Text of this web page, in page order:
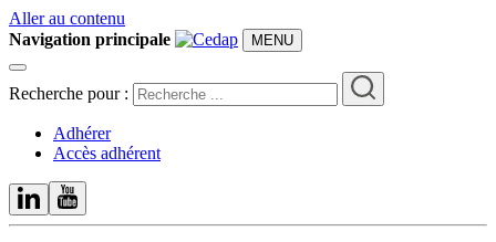
Aller au contenu
Navigation principale
MENU
Recherche pour :
Adhérer
Accès adhérent